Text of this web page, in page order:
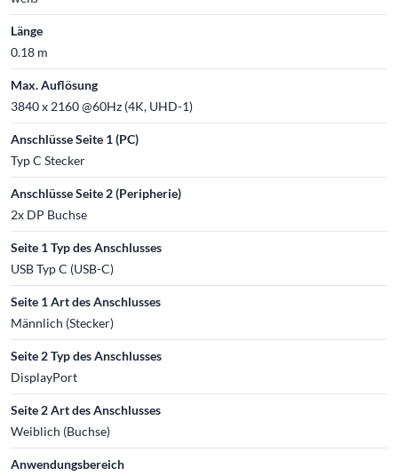
Länge
0.18 m
Max. Auflösung
3840 x 2160 @60Hz (4K, UHD-1)
Anschlüsse Seite 1 (PC)
Typ C Stecker
Anschlüsse Seite 2 (Peripherie)
2x DP Buchse
Seite 1 Typ des Anschlusses
USB Typ C (USB-C)
Seite 1 Art des Anschlusses
Männlich (Stecker)
Seite 2 Typ des Anschlusses
DisplayPort
Seite 2 Art des Anschlusses
Weiblich (Buchse)
Anwendungsbereich